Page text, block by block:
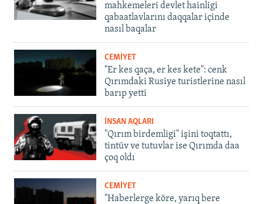
mahkemeleri devlet hainligi
qabaatlavlarını daqqalar içinde
nasıl baqalar
CEMİYET
"Er kes qaça, er kes kete": cenk
Qırımdaki Rusiye turistlerine nasıl
barıp yetti
İNSAN AQLARI
"Qırım birdemligi" işini toqtattı,
tintüv ve tutuvlar ise Qırımda daa
çoq oldı
CEMİYET
"Haberlerge köre, yarıq bere